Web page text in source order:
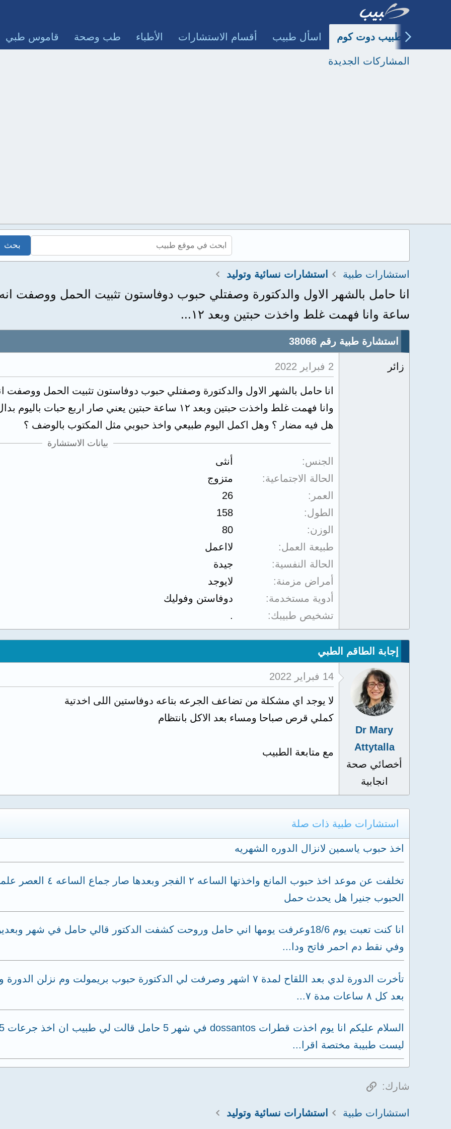
طبيب دوت كوم اسأل طبيب أقسام الاستشارات الأطباء طب وصحة قاموس طبي
المشاركات الجديدة
استشارات طبية استشارات نسائية وتوليد
ساعة وانا فهمت غلط واخذت حبتين وبعد ١٢...
استشارة طبية رقم 38066
زائر 2 فبراير 2022
وانا فهمت غلط واخذت حبتين وبعد ١٢ ساعة حبتين يعني صار
هل فيه مضار ؟ وهل اكمل اليوم طبيعي واخذ حبوبي مثل المكتوب بالوضف ؟
بيانات الاستشارة
الجنس
أنثى
الحالة الاجتماعية
متزوج
العمر
26
الطول
158
الوزن
80
طبيعة العمل
لااعمل
الحالة النفسية
جيدة
أمراض مزمنة
لايوجد
أدوية مستخدمة
دوفاستن وفوليك
تشخيص طبيبك
.
إجابة الطاقم الطبي
Dr Mary
Attytalla
أخصائي صحة
انجابية
14 فبراير 2022
لا يوجد اي مشكلة من تضاعف الجرعه بتاعه دوفاستين اللى اخدتية
كملي قرص صباحا ومساء بعد الاكل بانتظام
مع متابعة الطبيب
استشارات طبية ذات صلة
اخذ حبوب ياسمين لانزال الدوره الشهريه
تخلفت عن موعد اخذ حبوب
الحبوب جنيرا هل يحدث حمل
انا كنت تعبت يوم 18/6وعرفت يومها اني حامل وروحت كشفت الدكتور قالي حامل في
وفي نقط دم احمر فاتح ودا...
بعد كل ٨ ساعات مدة ٧...
ليست طبيبة مختصة اقرا...
شارك: الرابط
استشارات طبية استشارات نسائية وتوليد